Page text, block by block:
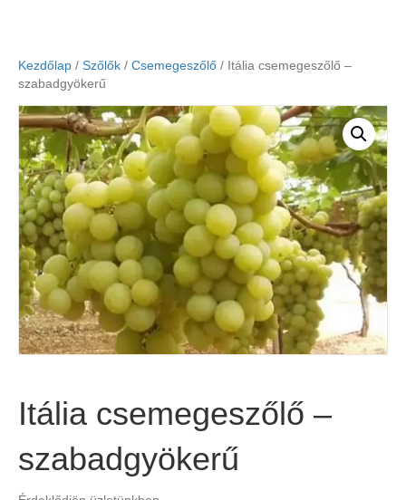
Kezdőlap / Szőlők / Csemegeszőlő / Itália csemegeszőlő –
szabadgyökerű
Itália csemegeszőlő –
szabadgyökerű